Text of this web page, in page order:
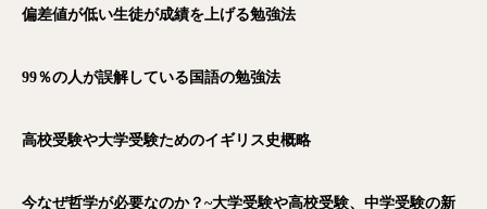
偏差値が低い生徒が成績を上げる勉強法
99％の人が誤解している国語の勉強法
高校受験や大学受験ためのイギリス史概略
今なぜ哲学が必要なのか？~大学受験や高校受験、中学受験の新